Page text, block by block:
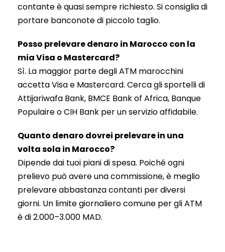
contante è quasi sempre richiesto. Si consiglia di
portare banconote di piccolo taglio.
Posso prelevare denaro in Marocco con la
mia Visa o Mastercard?
Sì. La maggior parte degli ATM marocchini
accetta Visa e Mastercard. Cerca gli sportelli di
Attijariwafa Bank, BMCE Bank of Africa, Banque
Populaire o CIH Bank per un servizio affidabile.
Quanto denaro dovrei prelevare in una
volta sola in Marocco?
Dipende dai tuoi piani di spesa. Poiché ogni
prelievo può avere una commissione, è meglio
prelevare abbastanza contanti per diversi
giorni. Un limite giornaliero comune per gli ATM
è di 2.000–3.000 MAD.